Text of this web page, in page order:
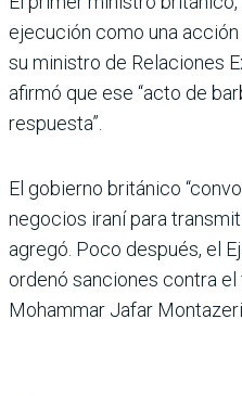
ejecución como una acción
su ministro de Relaciones
afirmó que ese “acto de
respuesta”.
El gobierno británico
negocios iraní para
agregó. Poco después, el
ordenó sanciones contra el
Mohammar Jafar Montazeri.